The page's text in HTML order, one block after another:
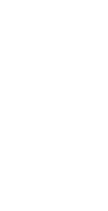
dễ dàng tìm
từ các hãng
–
Việt Nam